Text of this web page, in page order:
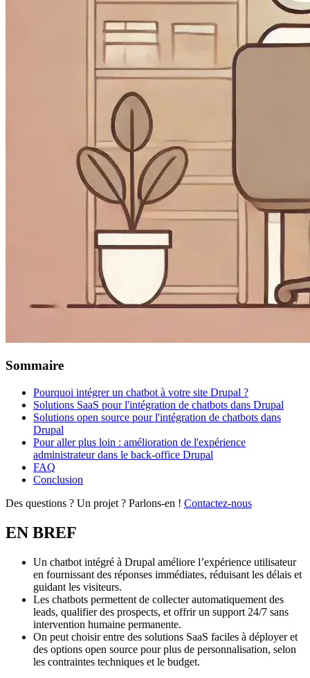
Sommaire
Pourquoi intégrer un chatbot à votre site Drupal ?
Solutions SaaS pour l'intégration de chatbots dans Drupal
Solutions open source pour l'intégration de chatbots dans
Drupal
Pour aller plus loin : amélioration de l'expérience
administrateur dans le back-office Drupal
FAQ
Conclusion
Des questions ? Un projet ? Parlons-en ! Contactez-nous
EN BREF
Un chatbot intégré à Drupal améliore l’expérience utilisateur
en fournissant des réponses immédiates, réduisant les délais et
guidant les visiteurs.
Les chatbots permettent de collecter automatiquement des
leads, qualifier des prospects, et offrir un support 24/7 sans
intervention humaine permanente.
On peut choisir entre des solutions SaaS faciles à déployer et
des options open source pour plus de personnalisation, selon
les contraintes techniques et le budget.